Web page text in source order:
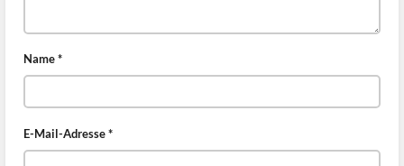
Name*
E-Mail-Adresse*